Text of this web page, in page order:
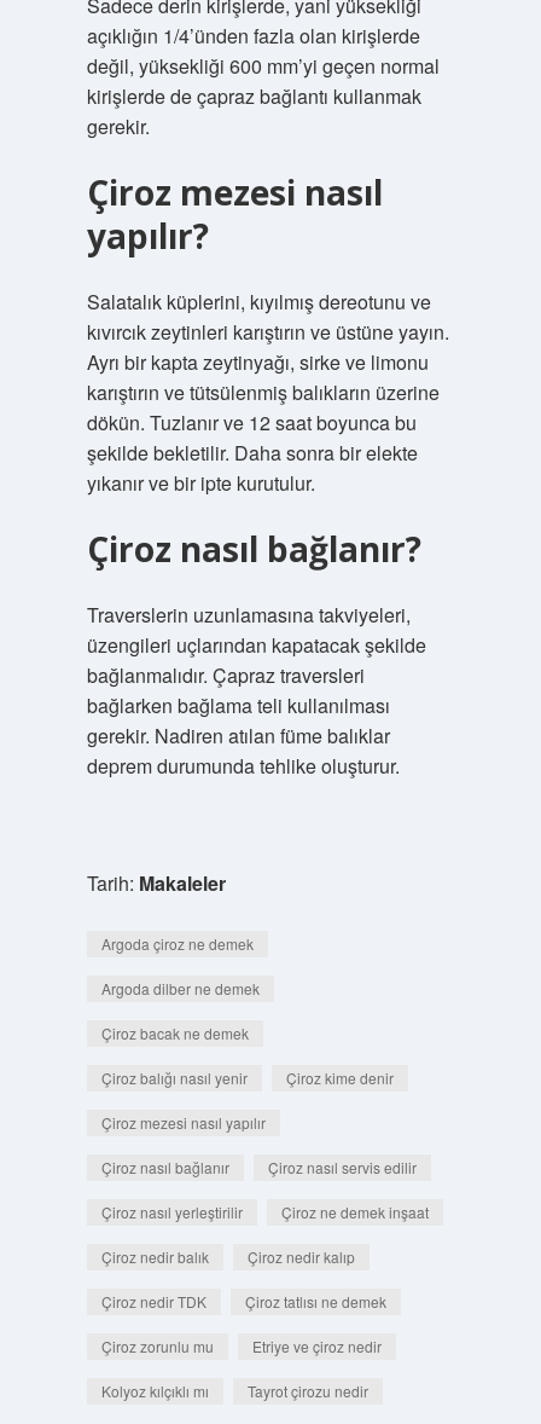
açıklığın 1/4’ünden fazla olan kirişlerde
değil, yüksekliği 600 mm’yi geçen normal
kirişlerde de çapraz bağlantı kullanmak
gerekir.
Çiroz mezesi nasıl
yapılır?
Salatalık küplerini, kıyılmış dereotunu ve
kıvırcık zeytinleri karıştırın ve üstüne yayın.
Ayrı bir kapta zeytinyağı, sirke ve limonu
karıştırın ve tütsülenmiş balıkların üzerine
dökün. Tuzlanır ve 12 saat boyunca bu
şekilde bekletilir. Daha sonra bir elekte
yıkanır ve bir ipte kurutulur.
Çiroz nasıl bağlanır?
Traverslerin uzunlamasına takviyeleri,
üzengileri uçlarından kapatacak şekilde
bağlanmalıdır. Çapraz traversleri
bağlarken bağlama teli kullanılması
gerekir. Nadiren atılan füme balıklar
deprem durumunda tehlike oluşturur.
Tarih: Makaleler
Argoda çiroz ne demek
Argoda dilber ne demek
Çiroz bacak ne demek
Çiroz balığı nasıl yenir Çiroz kime denir
Çiroz mezesi nasıl yapılır
Çiroz nasıl bağlanır Çiroz nasıl servis edilir
Çiroz nasıl yerleştirilir Çiroz ne demek inşaat
Çiroz nedir balık Çiroz nedir kalıp
Çiroz nedir TDK Çiroz tatlısı ne demek
Çiroz zorunlu mu Etriye ve çiroz nedir
Kolyoz kılçıklı mı Tayrot çirozu nedir